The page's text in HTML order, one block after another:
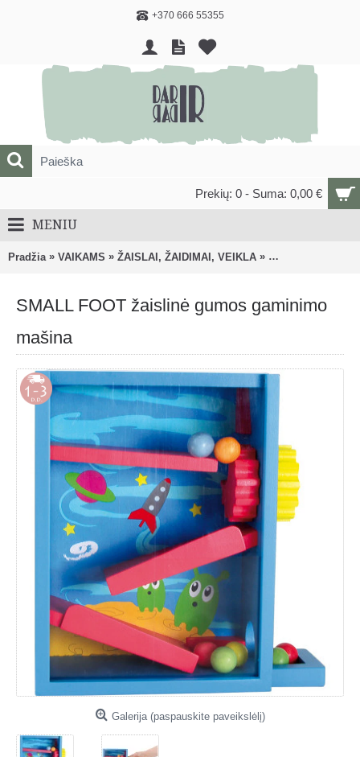
+370 666 55355
Prekių: 0 - Suma: 0,00 €
MENIU
Pradžia » VAIKAMS » ŽAISLAI, ŽAIDIMAI, VEIKLA » Lavinantys,
SMALL FOOT žaislinė gumos gaminimo
mašina
Galerija (paspauskite paveikslėlį)